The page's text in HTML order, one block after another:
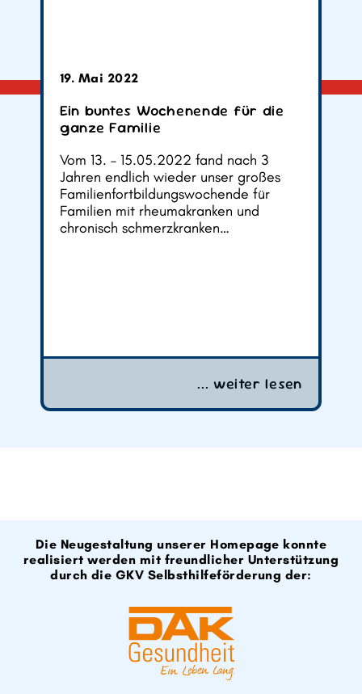
19. Mai 2022
Ein buntes Wochenende für die
ganze Familie
Vom 13. – 15.05.2022 fand nach 3
Jahren endlich wieder unser großes
Familienfortbildungswochende für
Familien mit rheumakranken und
chronisch schmerzkranken…
... weiter lesen
Die Neugestaltung unserer Homepage konnte
realisiert werden mit freundlicher Unterstützung
durch die GKV Selbsthilfeförderung der: